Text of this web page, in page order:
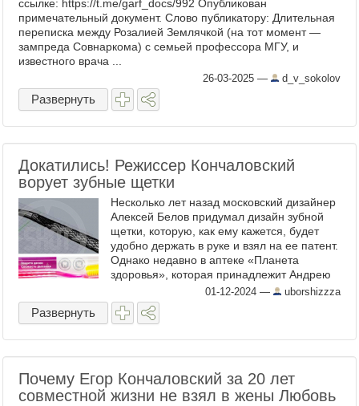
ссылке: https://t.me/garf_docs/992 Опубликован
примечательный документ. Слово публикатору: Длительная
переписка между Розалией Землячкой (на тот момент —
зампреда Совнаркома) с семьей профессора МГУ, и
известного врача ...
26-03-2025 — d_v_sokolov
Развернуть
Докатились! Режиссер Кончаловский
ворует зубные щетки
Несколько лет назад московский дизайнер
Алексей Белов придумал дизайн зубной
щетки, которую, как ему кажется, будет
удобно держать в руке и взял на ее патент.
Однако недавно в аптеке «Планета
здоровья», которая принадлежит Андрею
Кончаловскому, он обнаружил
аналогичную щетку, подал на ...
01-12-2024 — uborshizzza
Развернуть
Почему Егор Кончаловский за 20 лет
совместной жизни не взял в жены Любовь